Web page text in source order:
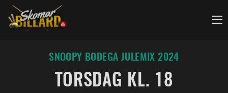
Fortsæt
indhold
SNOOPY BODEGA JULEMIX 2024
TORSDAG KL. 18